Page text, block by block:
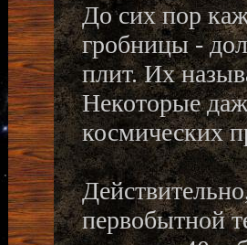
До сих пор
гробницы -
плит. Их
Некоторые
космических
первобытной